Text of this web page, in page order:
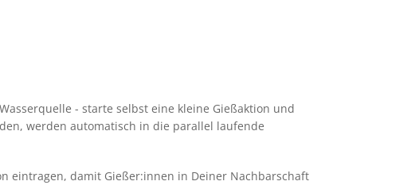
- starte selbst eine kleine Gießaktion und
werden automatisch in die parallel laufende
eintragen, damit Gießer:innen in Deiner Nachbarschaft